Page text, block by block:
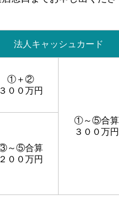
法人キャッシュカード
①＋②
３００万円
①～⑤合算
３００万円
～⑤合算
２００万円